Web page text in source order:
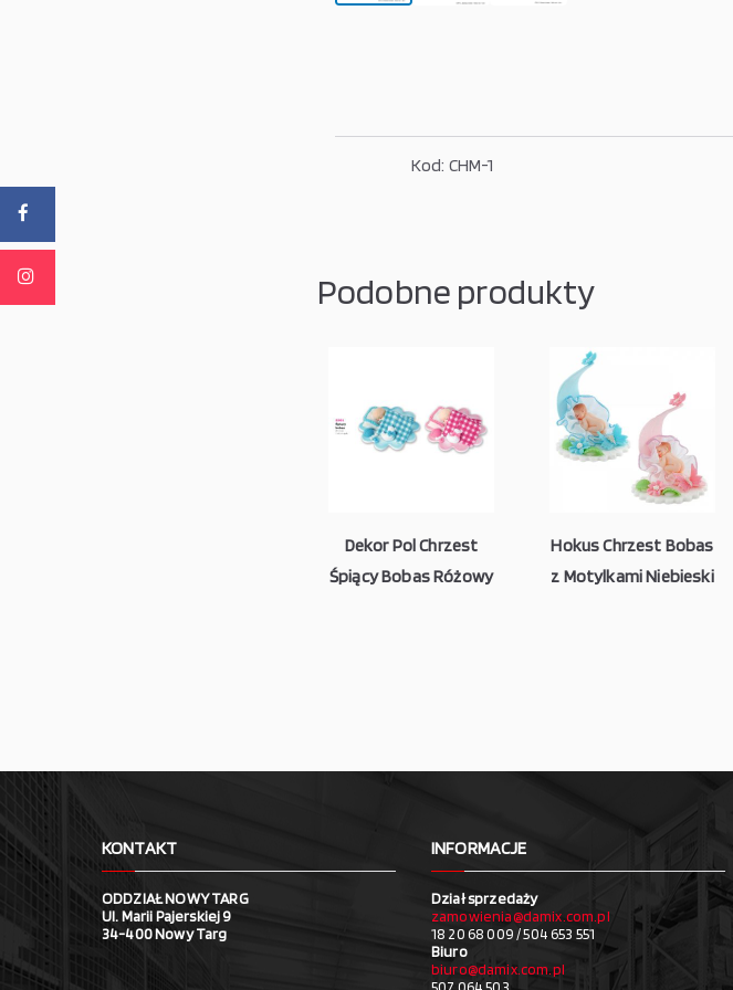
Kod: CHM-1
Podobne produkty
Dekor Pol Chrzest
Śpiący Bobas Różowy
Hokus Chrzest Bobas
z Motylkami Niebieski
KONTAKT
ODDZIAŁ NOWY TARG
Ul. Marii Pajerskiej 9
34-400 Nowy Targ
INFORMACJE
Dział sprzedaży
zamowienia@damix.com.pl
18 20 68 009 / 504 653 551
Biuro
biuro@damix.com.pl